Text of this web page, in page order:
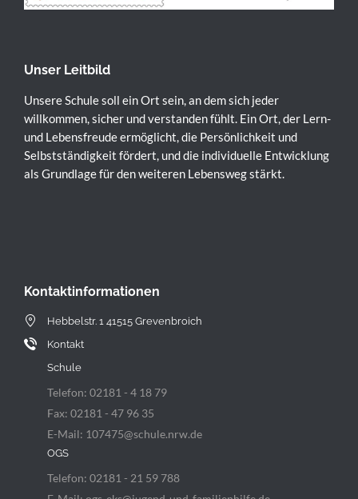
Unser Leitbild
Unsere Schule soll ein Ort sein, an dem sich jeder
willkommen, sicher und verstanden fühlt. Ein Ort, der Lern-
und Lebensfreude ermöglicht, die Persönlichkeit und
Selbstständigkeit fördert, und die individuelle Entwicklung
als Grundlage für den weiteren Lebensweg stärkt.
Kontaktinformationen
Hebbelstr. 1 41515 Grevenbroich
Kontakt
Schule
Telefon: 02181 - 4 18 79
Fax: 02181 - 47 96 35
E-Mail: 107475@schule.nrw.de
OGS
Telefon: 02181 - 21 59 788